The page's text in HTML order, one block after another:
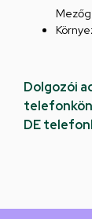
Dolgozói
DE